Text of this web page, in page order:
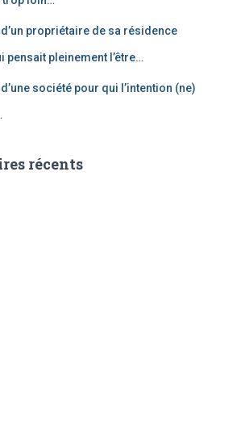
d’un propriétaire de sa résidence
pensait pleinement l’être…
d’une société pour qui l’intention (ne)
récents